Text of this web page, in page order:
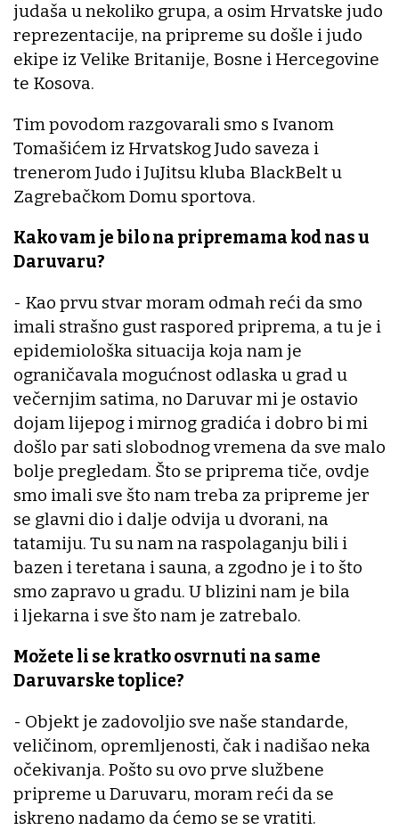
judaša u nekoliko grupa, a osim Hrvatske judo
reprezentacije, na pripreme su došle i judo
ekipe iz Velike Britanije, Bosne i Hercegovine
te Kosova.
Tim povodom razgovarali smo s Ivanom
Tomašićem iz Hrvatskog Judo saveza i
trenerom Judo i JuJitsu kluba BlackBelt u
Zagrebačkom Domu sportova.
Kako vam je bilo na pripremama kod nas u
Daruvaru?
- Kao prvu stvar moram odmah reći da smo
imali strašno gust raspored priprema, a tu je i
epidemiološka situacija koja nam je
ograničavala mogućnost odlaska u grad u
večernjim satima, no Daruvar mi je ostavio
dojam lijepog i mirnog gradića i dobro bi mi
došlo par sati slobodnog vremena da sve malo
bolje pregledam. Što se priprema tiče, ovdje
smo imali sve što nam treba za pripreme jer
se glavni dio i dalje odvija u dvorani, na
tatamiju. Tu su nam na raspolaganju bili i
bazen i teretana i sauna, a zgodno je i to što
smo zapravo u gradu. U blizini nam je bila
i ljekarna i sve što nam je zatrebalo.
Možete li se kratko osvrnuti na same
Daruvarske toplice?
- Objekt je zadovoljio sve naše standarde,
veličinom, opremljenosti, čak i nadišao neka
očekivanja. Pošto su ovo prve službene
pripreme u Daruvaru, moram reći da se
iskreno nadamo da ćemo se se vratiti.